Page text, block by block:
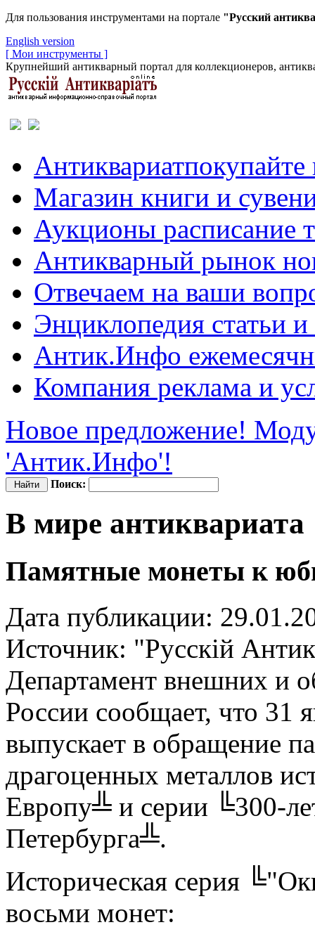
Для пользования инструментами на портале "Русский
English version
[ Мои инструменты ]
Крупнейший антикварный портал для коллекционеров,
Антиквариатпокупайте
Магазин книги и
Аукционы расписание
Антикварный рынок
Отвечаем на ваши
Энциклопедия статьи
Антик.Инфо
Компания реклама и
Новое предложение!
'Антик.Инфо'!
Поиск:
В мире антиквариата
Памятные монеты к
Дата публикации:
Источник: "Русскiй
Департамент внешних и
России сообщает, что 31
выпускает в обращение
драгоценных металлов
Европу╩ и серии ╚300-
Петербурга╩.
Историческая серия
восьми монет: